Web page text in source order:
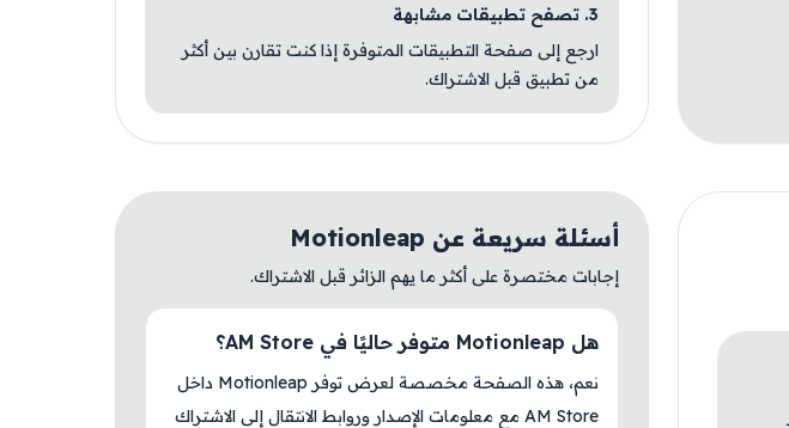
3. تصفح تطبيقات مشابهة
ارجع إلى صفحة التطبيقات المتوفرة إذا كنت تقارن بين أكثر
من تطبيق قبل الاشتراك.
أسئلة سريعة عن Motionleap
إجابات مختصرة على أكثر ما يهم الزائر قبل الاشتراك.
هل Motionleap متوفر حاليًا في AM Store؟
نعم، هذه الصفحة مخصصة لعرض توفر Motionleap داخل
AM Store مع معلومات الإصدار وروابط الانتقال إلى الاشتراك